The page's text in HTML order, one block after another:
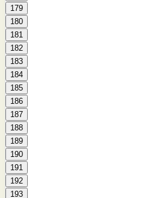
179
180
181
182
183
184
185
186
187
188
189
190
191
192
193